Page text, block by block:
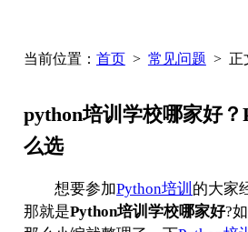
当前位置： 首页> 常见问题 > 正
python培训学校哪家好
么选
想要参加Python培训 的大家
那就是Python培训学校哪家好?